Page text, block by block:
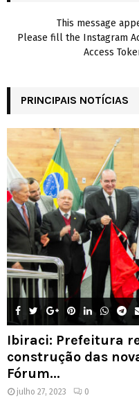
This message
Please fill the Instagram
Access
PRINCIPAIS NOTÍCIAS
Ibiraci: Prefeitura
construção das
Fórum...
julho 27, 2023 0